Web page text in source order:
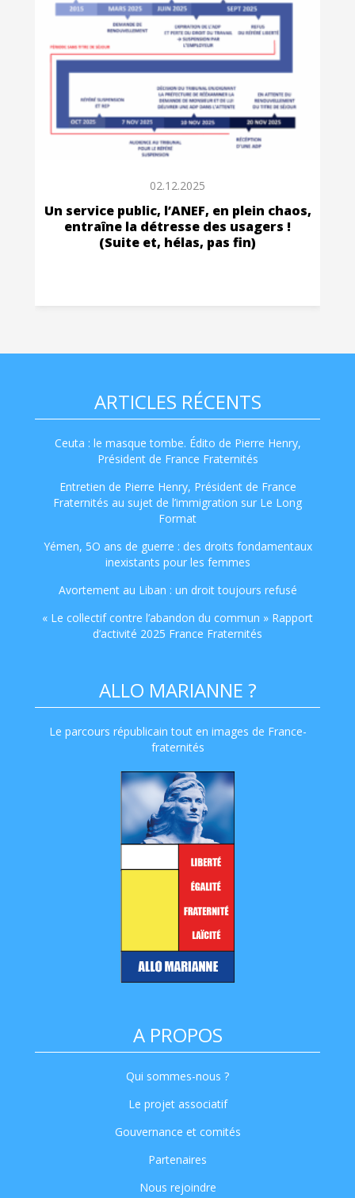
02.12.2025
Un service public, l’ANEF, en plein chaos,
entraîne la détresse des usagers !
(Suite et, hélas, pas fin)
ARTICLES RÉCENTS
Ceuta : le masque tombe. Édito de Pierre Henry,
Président de France Fraternités
Entretien de Pierre Henry, Président de France
Fraternités au sujet de l’immigration sur Le Long
Format
Yémen, 5O ans de guerre : des droits fondamentaux
inexistants pour les femmes
Avortement au Liban : un droit toujours refusé
« Le collectif contre l’abandon du commun » Rapport
d’activité 2025 France Fraternités
ALLO MARIANNE ?
Le parcours républicain tout en images de France-
fraternités
A PROPOS
Qui sommes-nous ?
Le projet associatif
Gouvernance et comités
Partenaires
Nous rejoindre